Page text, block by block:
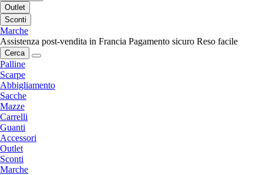
Outlet
Sconti
Marche
Assistenza post-vendita in Francia Pagamento sicuro Reso facile
Cerca
Palline
Scarpe
Abbigliamento
Sacche
Mazze
Carrelli
Guanti
Accessori
Outlet
Sconti
Marche